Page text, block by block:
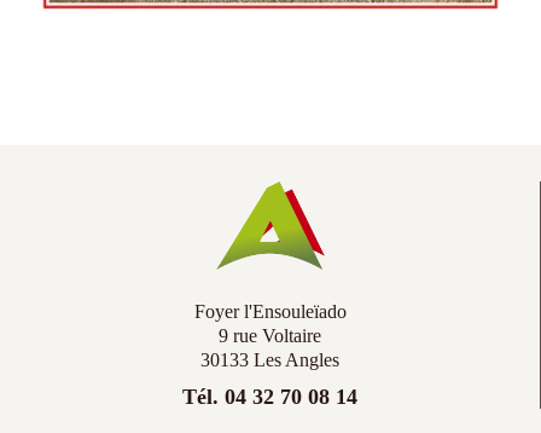
Foyer l'Ensouleïado
9 rue Voltaire
30133 Les Angles
Tél. 04 32 70 08 14